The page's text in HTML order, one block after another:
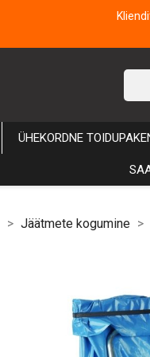
ÜHEKORDNE
Jäätmete kogumine